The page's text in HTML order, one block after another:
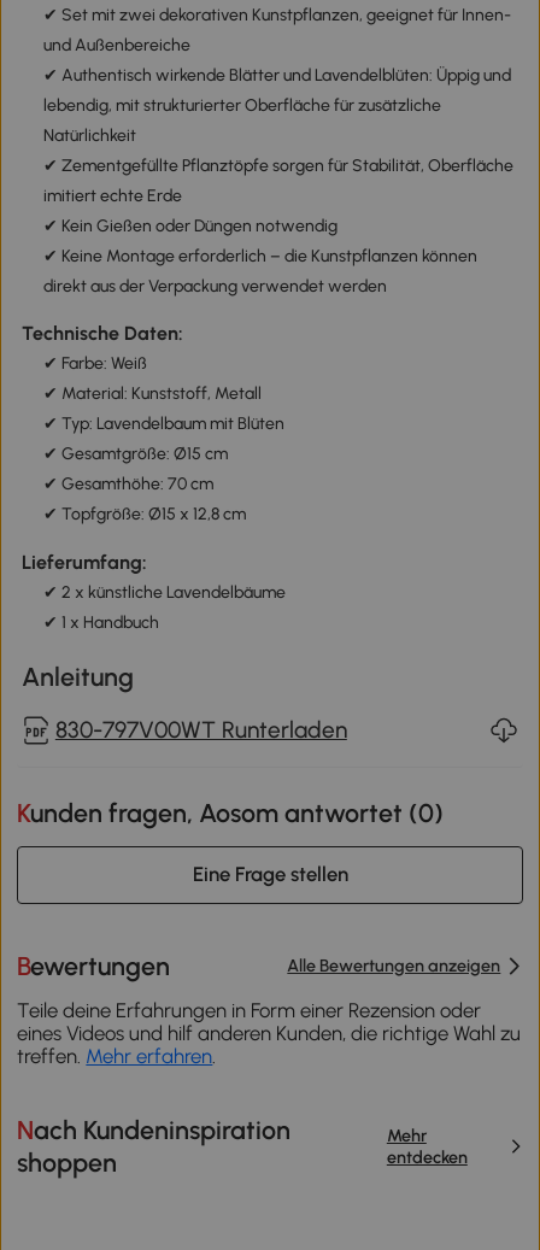
✔ Set mit zwei dekorativen Kunstpflanzen, geeignet für Innen-
und Außenbereiche
✔ Authentisch wirkende Blätter und Lavendelblüten: Üppig und
lebendig, mit strukturierter Oberfläche für zusätzliche
Natürlichkeit
✔ Zementgefüllte Pflanztöpfe sorgen für Stabilität, Oberfläche
imitiert echte Erde
✔ Kein Gießen oder Düngen notwendig
✔ Keine Montage erforderlich – die Kunstpflanzen können
direkt aus der Verpackung verwendet werden
Technische Daten:
✔ Farbe: Weiß
✔ Material: Kunststoff, Metall
✔ Typ: Lavendelbaum mit Blüten
✔ Gesamtgröße: Ø15 cm
✔ Gesamthöhe: 70 cm
✔ Topfgröße: Ø15 x 12,8 cm
Lieferumfang:
✔ 2 x künstliche Lavendelbäume
✔ 1 x Handbuch
Anleitung
830-797V00WT Runterladen
Kunden fragen, Aosom antwortet (0)
Eine Frage stellen
Bewertungen Alle Bewertungen anzeigen
Teile deine Erfahrungen in Form einer Rezension oder
eines Videos und hilf anderen Kunden, die richtige Wahl zu
treffen. Mehr erfahren.
Nach Kundeninspiration
shoppen
Mehr
entdecken